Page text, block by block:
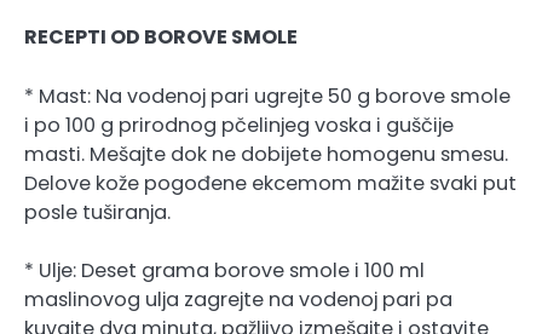
RECEPTI OD BOROVE SMOLE
* Mast: Na vodenoj pari ugrejte 50 g borove smole
i po 100 g prirodnog pčelinjeg voska i guščije
masti. Mešajte dok ne dobijete homogenu smesu.
Delove kože pogođene ekcemom mažite svaki put
posle tuširanja.
* Ulje: Deset grama borove smole i 100 ml
maslinovog ulja zagrejte na vodenoj pari pa
kuvajte dva minuta, pažljivo izmešajte i ostavite